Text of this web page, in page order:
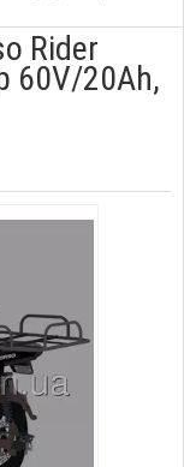
Rider
60V/20Ah,